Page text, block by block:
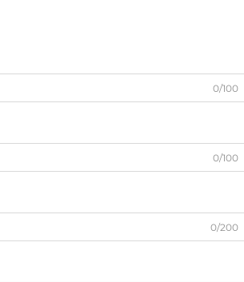
0/100
0/100
0/200